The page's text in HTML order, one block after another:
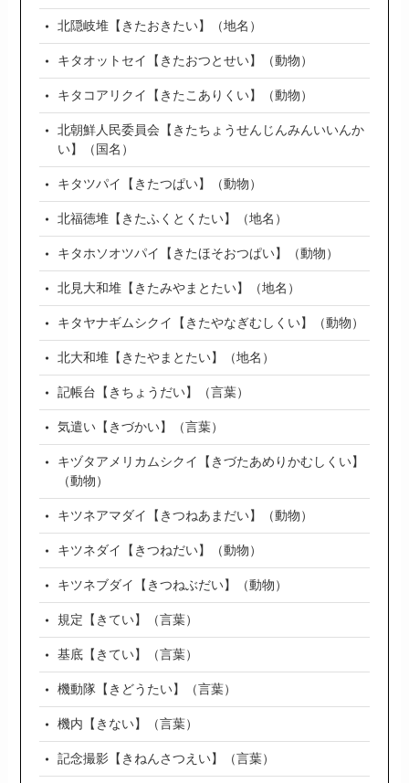
北隠岐堆【きたおきたい】（地名）
キタオットセイ【きたおつとせい】（動物）
キタコアリクイ【きたこありくい】（動物）
北朝鮮人民委員会【きたちょうせんじんみんいいんか
い】（国名）
キタツパイ【きたつぱい】（動物）
北福徳堆【きたふくとくたい】（地名）
キタホソオツパイ【きたほそおつぱい】（動物）
北見大和堆【きたみやまとたい】（地名）
キタヤナギムシクイ【きたやなぎむしくい】（動物）
北大和堆【きたやまとたい】（地名）
記帳台【きちょうだい】（言葉）
気遣い【きづかい】（言葉）
キヅタアメリカムシクイ【きづたあめりかむしくい】
（動物）
キツネアマダイ【きつねあまだい】（動物）
キツネダイ【きつねだい】（動物）
キツネブダイ【きつねぶだい】（動物）
規定【きてい】（言葉）
基底【きてい】（言葉）
機動隊【きどうたい】（言葉）
機内【きない】（言葉）
記念撮影【きねんさつえい】（言葉）